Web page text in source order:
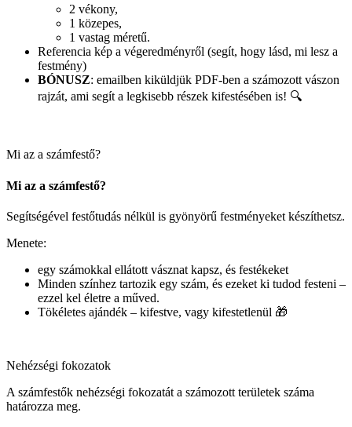
2 vékony,
1 közepes,
1 vastag méretű.
Referencia kép a végeredményről (segít, hogy lásd, mi lesz a
festmény)
BÓNUSZ: emailben kiküldjük PDF-ben a számozott vászon
rajzát, ami segít a legkisebb részek kifestésében is! 🔍
Mi az a számfestő?
Mi az a számfestő?
Segítségével festőtudás nélkül is gyönyörű festményeket készíthetsz.
Menete:
egy számokkal ellátott vásznat kapsz, és festékeket
Minden színhez tartozik egy szám, és ezeket ki tudod festeni –
ezzel kel életre a műved.
Tökéletes ajándék – kifestve, vagy kifestetlenül 🎁
Nehézségi fokozatok
A számfestők nehézségi fokozatát a számozott területek száma
határozza meg.